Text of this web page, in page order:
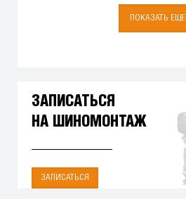
ПОКАЗАТЬ ЕЩЕ
ЗАПИСАТЬСЯ
НА ШИНОМОНТАЖ
ЗАПИСАТЬСЯ